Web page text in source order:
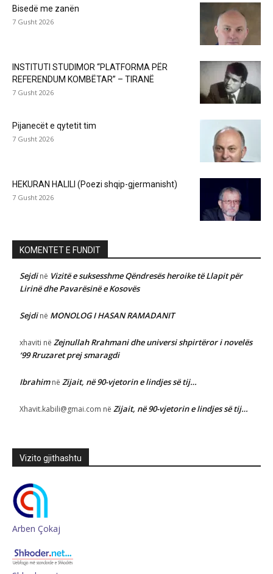
Bisedë me zanën
7 Gusht 2026
INSTITUTI STUDIMOR “PLATFORMA PËR
REFERENDUM KOMBËTAR” – TIRANË
7 Gusht 2026
Pijanecët e qytetit tim
7 Gusht 2026
HEKURAN HALILI (Poezi shqip-gjermanisht)
7 Gusht 2026
KOMENTET E FUNDIT
Sejdinë Vizitë e suksesshme Qëndresës heroike të Llapit për
Lirinë dhe Pavarësinë e Kosovës
Sejdinë MONOLOG I HASAN RAMADANIT
xhaviti në Zejnullah Rrahmani dhe universi shpirtëror i novelës
‘99 Rruzaret prej smaragdi
Ibrahimnë Zijait, në 90-vjetorin e lindjes së tij…
Xhavit.kabili@gmai.com në Zijait, në 90-vjetorin e lindjes së tij…
Vizito gjithashtu
Arben Çokaj